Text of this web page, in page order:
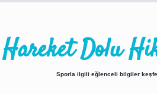
Hareket Dolu
Sporla ilgili eğlenceli bilgiler